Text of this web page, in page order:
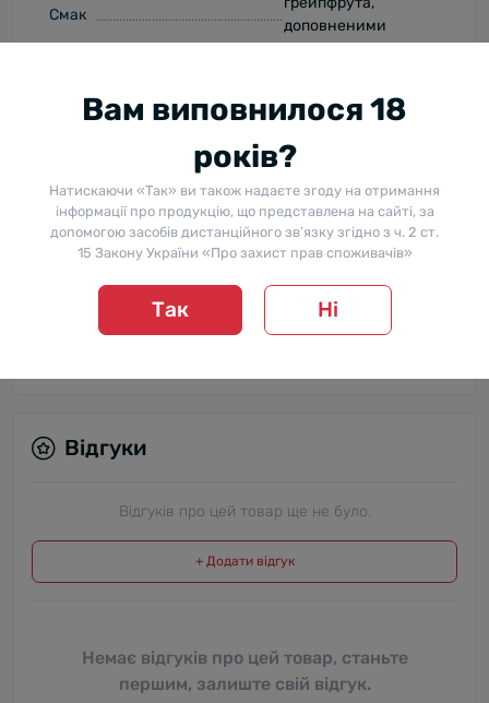
Смак
доповненими
нотками перцю,
зігріваючому
післясмаку.
Гастрономічна поєднуваність
Джин можна
вживати у чистому
вигляді, з тоніком, у
складі складних
коктейлів.
Відгуки
Відгуків про цей товар ще не було.
+ Додати відгук
Немає відгуків про цей товар, станьте
першим, залиште свій відгук.
Вам виповнилося 18
років?
Натискаючи «Так» ви також надаєте згоду на отримання
інформації про продукцію, що представлена на сайті, за
допомогою засобів дистанційного зв’язку згідно з ч. 2 ст.
15 Закону України «Про захист прав споживачів»
Так Ні